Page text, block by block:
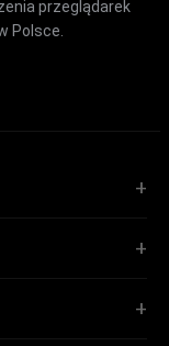
przeglądarek
Polsce.